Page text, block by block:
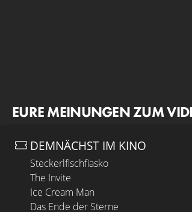
EURE MEINUNGEN ZUM
DEMNÄCHST IM KINO
Steckerlfischfiasko
The Invite
Ice Cream Man
Das Ende der Sterne